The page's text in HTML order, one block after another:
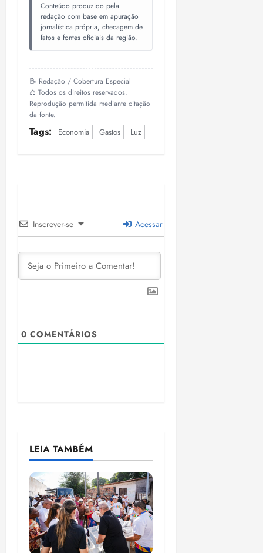
Conteúdo produzido pela
redação com base em apuração
jornalística própria, checagem de
fatos e fontes oficiais da região.
📝 Redação / Cobertura Especial
⚖️ Todos os direitos reservados.
Reprodução permitida mediante citação
da fonte.
Tags: Economia Gastos Luz
Inscrever-se Acessar
0 COMENTÁRIOS
LEIA TAMBÉM